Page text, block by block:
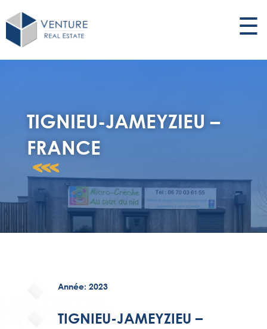
☰
TIGNIEU-JAMEYZIEU –
FRANCE
<<<
Année: 2023
TIGNIEU-JAMEYZIEU –